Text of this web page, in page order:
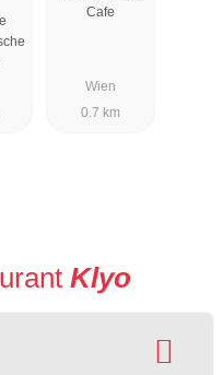
Cafe
Wien
0.7 km
Klyo